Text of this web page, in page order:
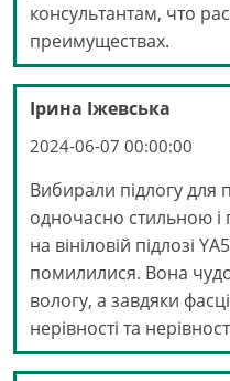
консультантам, что
преимуществах.
Ірина Іжевська
2024-06-07 00:00:00
Вибирали підлогу для
одночасно стильною
на вініловій підлозі
помилилися. Вона
вологу, а завдяки
нерівності та